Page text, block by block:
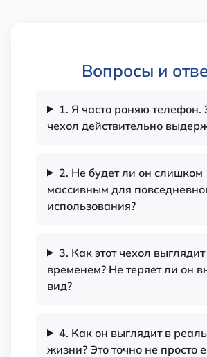
Вопросы и
1. Я часто роняю телефон.
чехол действительно
2. Не будет ли он слишком
массивным для
использования?
3. Как этот чехол выглядит
временем? Не теряет ли он
вид?
4. Как он выглядит в
жизни? Это точно не просто